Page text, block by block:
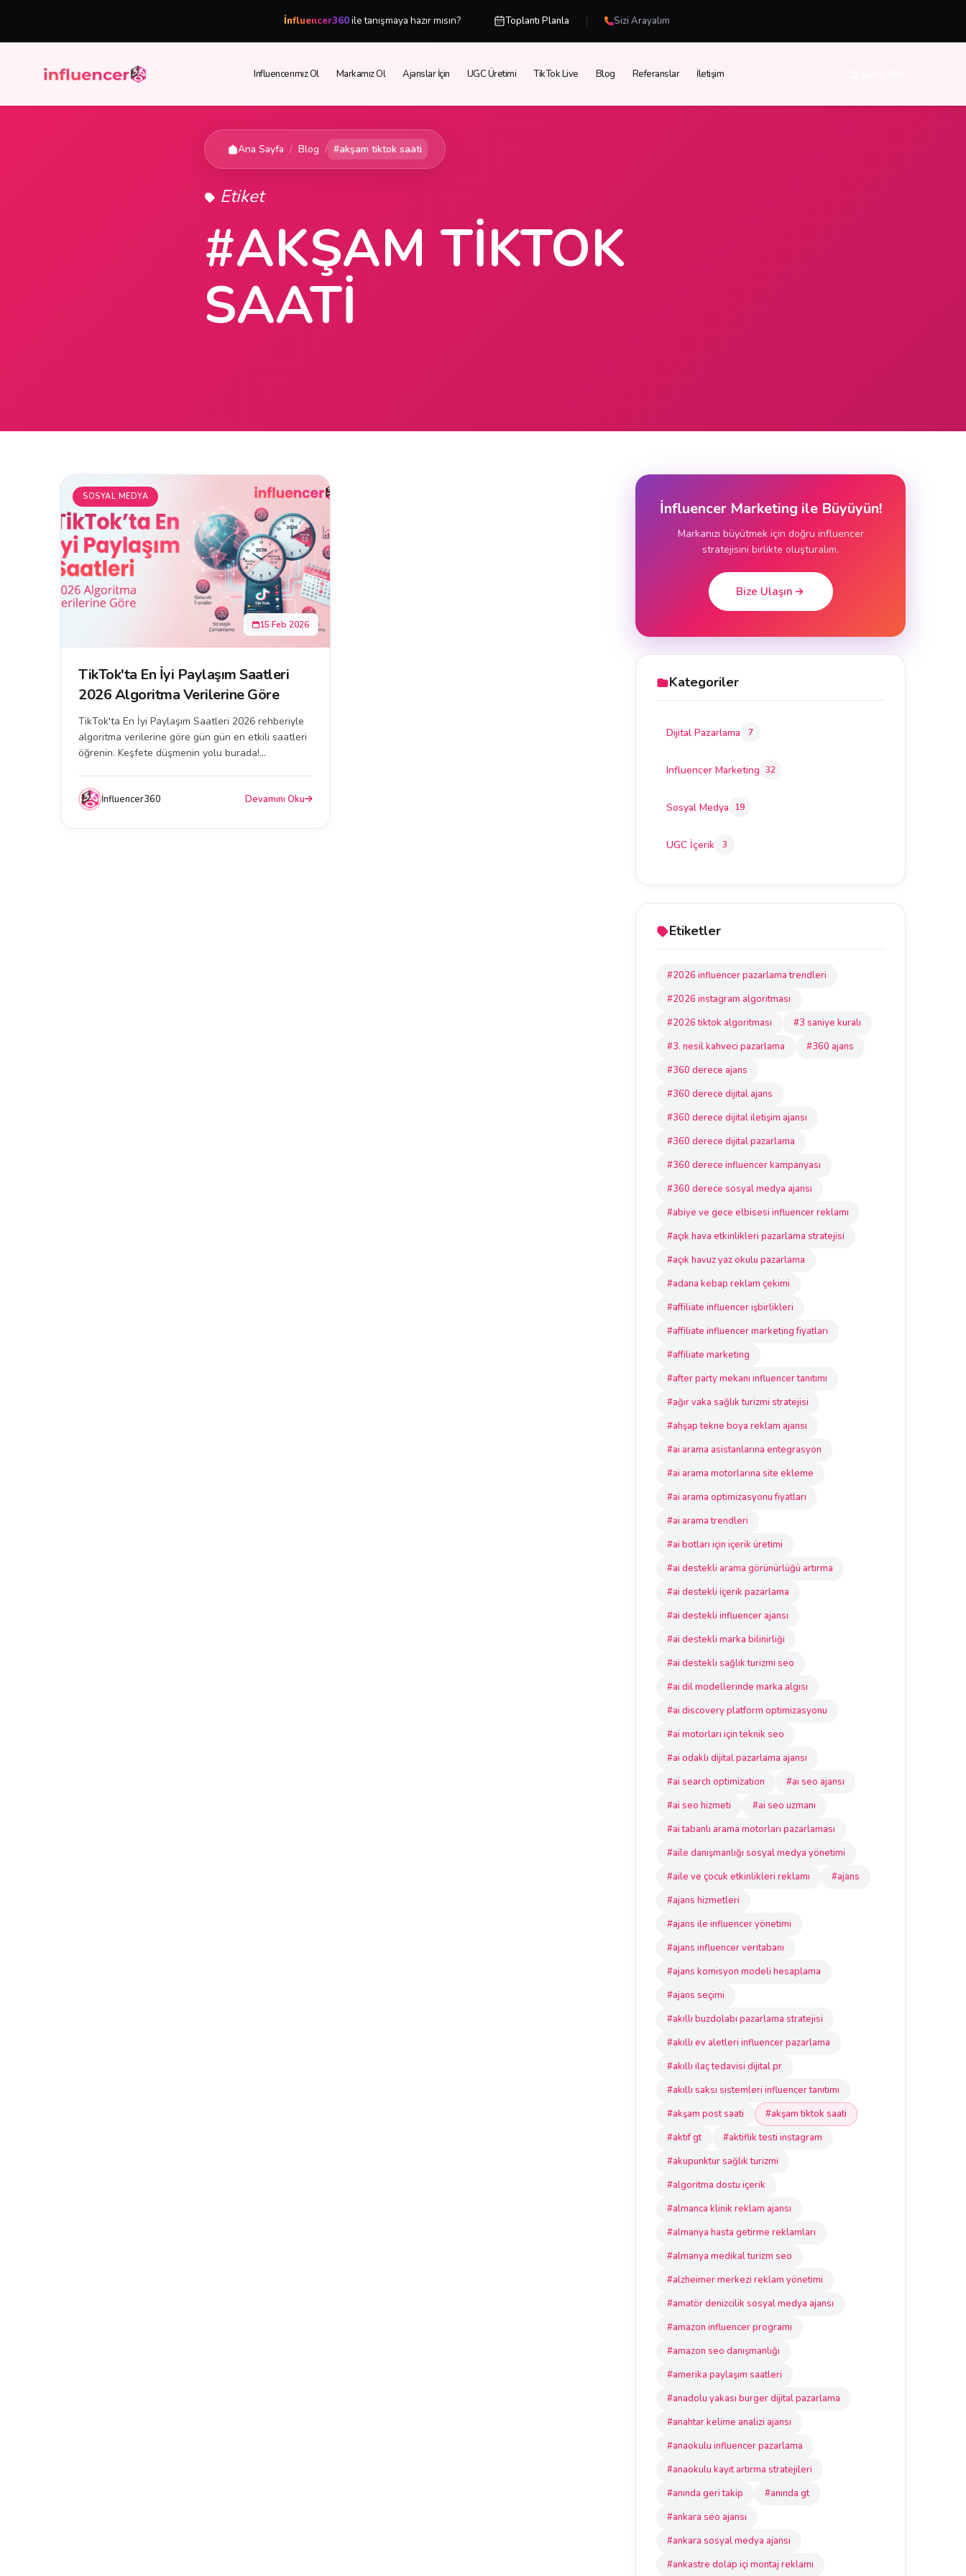
İnfluencer360ile tanışmaya hazır mısın? Toplantı Planla | Sizi Arayalım
Influencerımız Ol Markamız Ol Ajanslar İçin UGC Üretimi TikTok Live Blog Referanslar İletişim
Ana Sayfa / Blog / #akşam tiktok saati
Etiket
#AKŞAM TIKTOK
SAATI
SOSYAL MEDYA
15 Feb 2026
TikTok'ta En İyi Paylaşım Saatleri
2026 Algoritma Verilerine Göre
TikTok'ta En İyi Paylaşım Saatleri 2026 rehberiyle
algoritma verilerine göre gün gün en etkili saatleri
öğrenin. Keşfete düşmenin yolu burada!...
İnfluencer360 Devamını Oku
İnfluencer Marketing ile Büyüyün!
Markanızı büyütmek için doğru influencer
stratejisini birlikte oluşturalım.
Bize Ulaşın
Kategoriler
Dijital Pazarlama 7
Influencer Marketing 32
Sosyal Medya 19
UGC İçerik 3
Etiketler
#2026 influencer pazarlama trendleri
#2026 instagram algoritması
#2026 tiktok algoritması
#3 saniye kuralı
#3. nesil kahveci pazarlama
#360 ajans
#360 derece ajans
#360 derece dijital ajans
#360 derece dijital iletişim ajansı
#360 derece dijital pazarlama
#360 derece influencer kampanyası
#360 derece sosyal medya ajansı
#abiye ve gece elbisesi influencer reklamı
#açık hava etkinlikleri pazarlama stratejisi
#açık havuz yaz okulu pazarlama
#adana kebap reklam çekimi
#affiliate influencer işbirlikleri
#affiliate influencer marketing fiyatları
#affiliate marketing
#after party mekanı influencer tanıtımı
#ağır vaka sağlık turizmi stratejisi
#ahşap tekne boya reklam ajansı
#ai arama asistanlarına entegrasyon
#ai arama motorlarına site ekleme
#ai arama optimizasyonu fiyatları
#ai arama trendleri
#ai botları için içerik üretimi
#ai destekli arama görünürlüğü artırma
#ai destekli içerik pazarlama
#ai destekli influencer ajansı
#ai destekli marka bilinirliği
#ai destekli sağlık turizmi seo
#ai dil modellerinde marka algısı
#ai discovery platform optimizasyonu
#ai motorları için teknik seo
#ai odaklı dijital pazarlama ajansı
#ai search optimization
#ai seo ajansı
#ai seo hizmeti
#ai seo uzmanı
#ai tabanlı arama motorları pazarlaması
#aile danışmanlığı sosyal medya yönetimi
#aile ve çocuk etkinlikleri reklamı
#ajans
#ajans hizmetleri
#ajans ile influencer yönetimi
#ajans influencer veritabanı
#ajans komisyon modeli hesaplama
#ajans seçimi
#akıllı buzdolabı pazarlama stratejisi
#akıllı ev aletleri influencer pazarlama
#akıllı ilaç tedavisi dijital pr
#akıllı saksı sistemleri influencer tanıtımı
#akşam post saati
#akşam tiktok saati
#aktif gt
#aktiflik testi instagram
#akupunktur sağlık turizmi
#algoritma dostu içerik
#almanca klinik reklam ajansı
#almanya hasta getirme reklamları
#almanya medikal turizm seo
#alzheimer merkezi reklam yönetimi
#amatör denizcilik sosyal medya ajansı
#amazon influencer programı
#amazon seo danışmanlığı
#amerika paylaşım saatleri
#anadolu yakası burger dijital pazarlama
#anahtar kelime analizi ajansı
#anaokulu influencer pazarlama
#anaokulu kayıt artırma stratejileri
#anında geri takip
#anında gt
#ankara seo ajansı
#ankara sosyal medya ajansı
#ankastre dolap içi montaj reklamı